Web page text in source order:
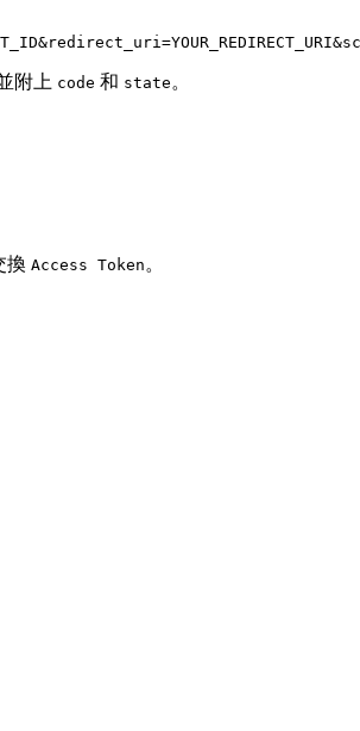
附上 code 和 state 。
換 Access Token 。